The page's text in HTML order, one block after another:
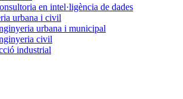
en intel·ligència de dades
urbana i civil
urbana i municipal
civil
industrial